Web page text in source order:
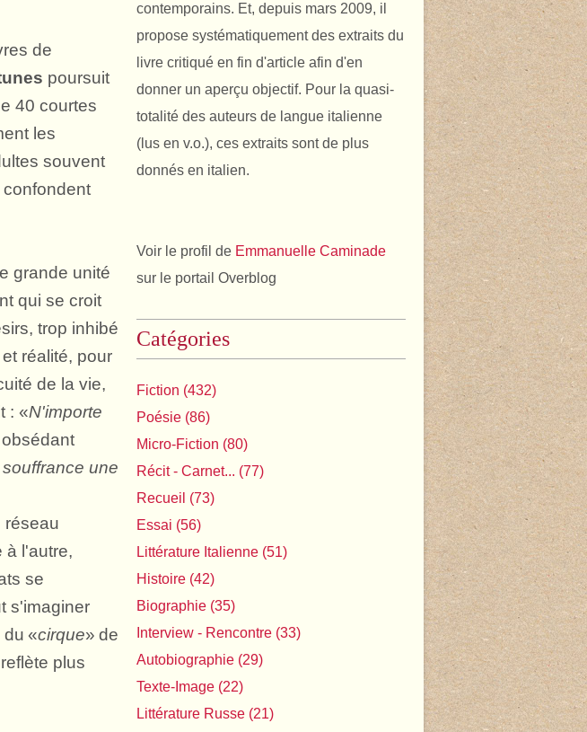
de
poursuit
40 courtes
les
souvent
grande unité
qui se croit
trop inhibé
réalité, pour
de la vie,
: «N'importe
une
réseau
à l'autre,
se
s'imaginer
du «cirque» de
plus
contemporains. Et, depuis mars 2009, il
propose systématiquement des extraits du
livre critiqué en fin d'article afin d'en
donner un aperçu objectif. Pour la quasi-
totalité des auteurs de langue italienne
(lus en v.o.), ces extraits sont de plus
donnés en italien.
Voir le profil de Emmanuelle Caminade
sur le portail Overblog
Catégories
Fiction (432)
Poésie (86)
Micro-Fiction (80)
Récit - Carnet... (77)
Recueil (73)
Essai (56)
Littérature Italienne (51)
Histoire (42)
Biographie (35)
Interview - Rencontre (33)
Autobiographie (29)
Texte-Image (22)
Littérature Russe (21)